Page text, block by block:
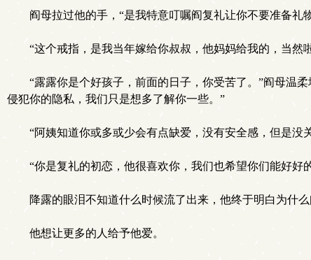
阎母拉过他的手，“是我特意叮嘱阎复礼让你不要准备
“这个戒指，是我当年嫁给你叔叔，他妈妈给我的，当然
“露露你是个好孩子，前面的日子，你受苦了。”阎母温
侵犯你的隐私，我们只是想多了解你一些。”
“阿姨知道你或多或少会有点缺爱，没有安全感，但是
“你是复礼的初恋，他很喜欢你，我们也希望你们能好好
降露的眼泪不知道什么时候流了出来，他终于明白为什
他想让更多的人给予他爱。